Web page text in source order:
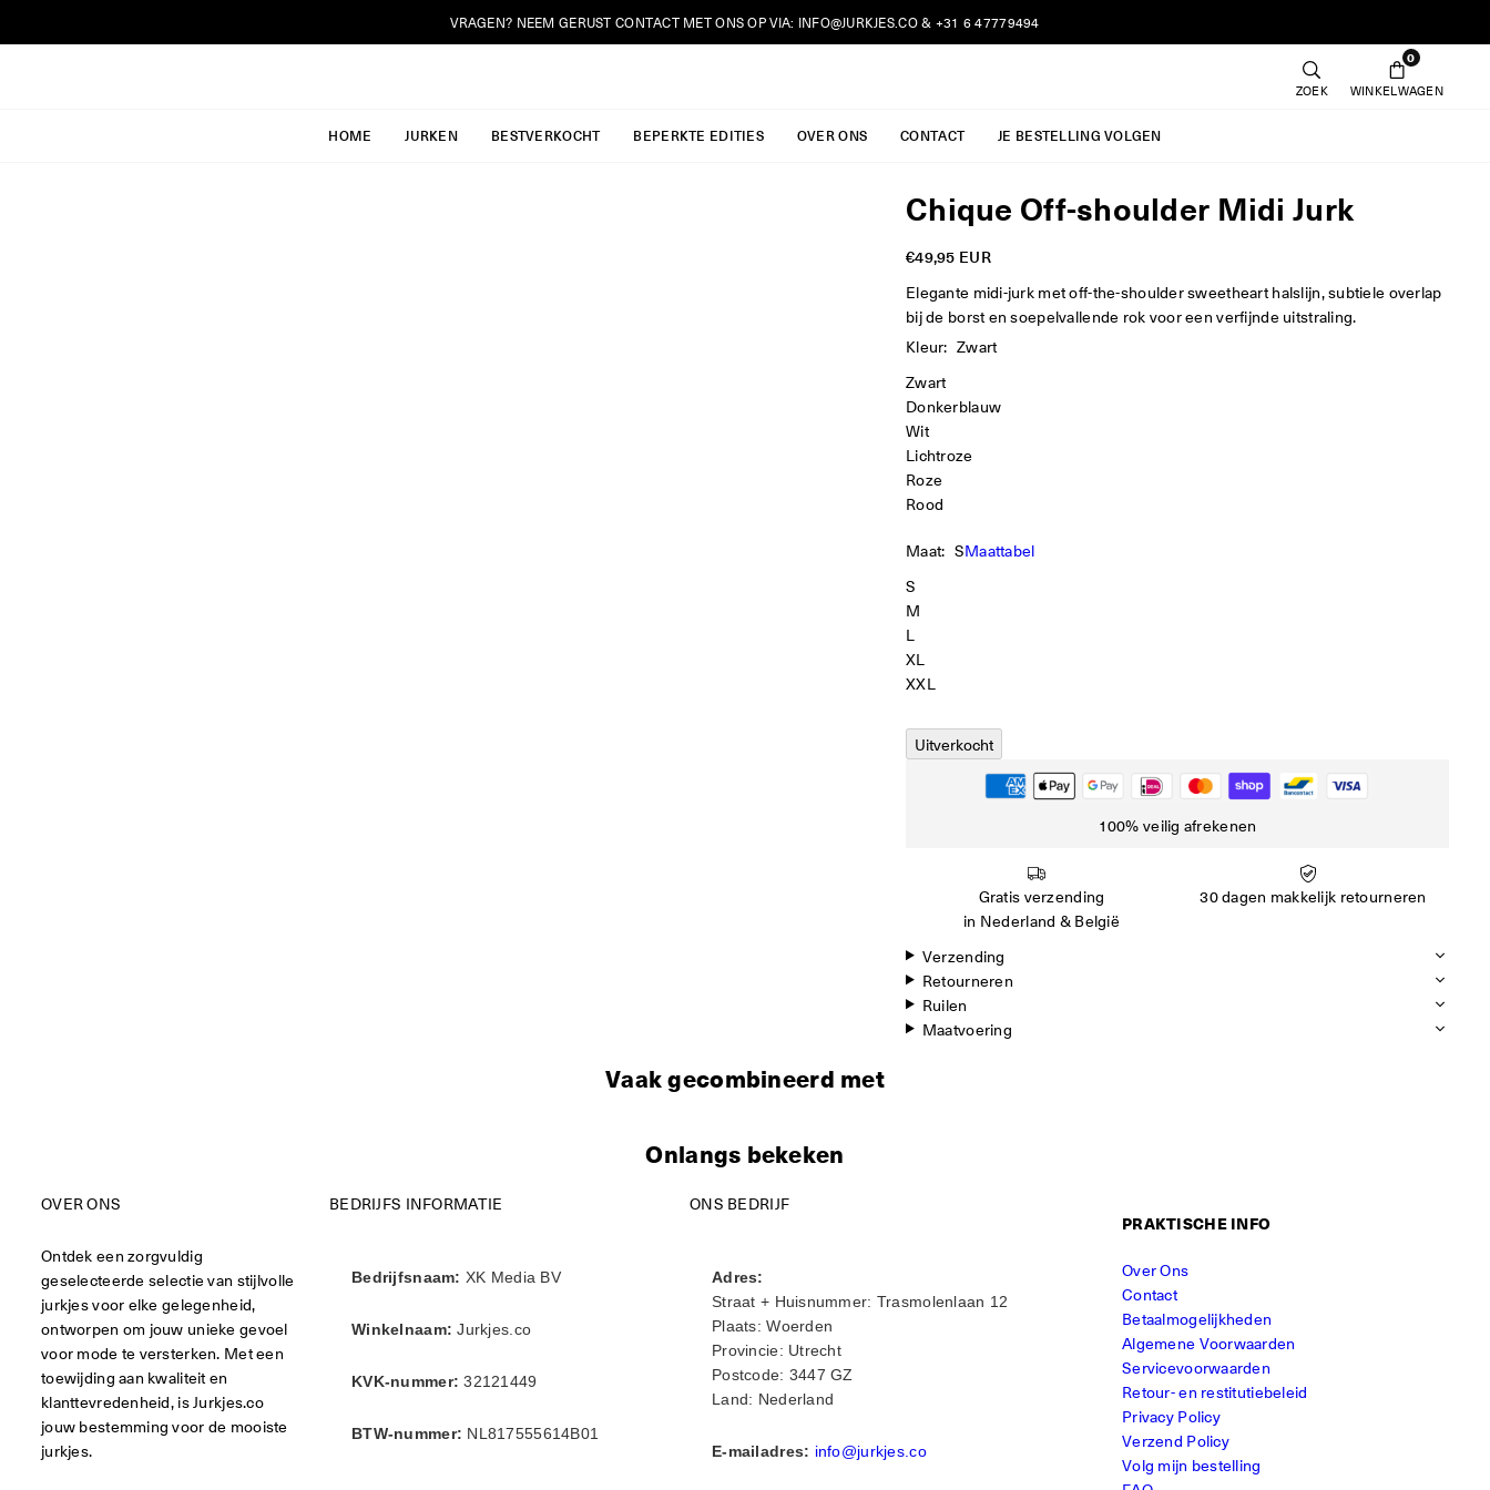
VRAGEN? NEEM GERUST CONTACT MET ONS OP VIA: INFO@JURKJES.CO& +31 6 47779494
ZOEK
0
WINKELWAGEN
HOME JURKEN BESTVERKOCHT BEPERKTE EDITIES OVER ONS CONTACT JE BESTELLING VOLGEN
Chique Off-shoulder Midi Jurk
Reguliere
prijs
€49,95 EUR
Elegante midi-jurk met off-the-shoulder sweetheart halslijn, subtiele overlap
bij de borst en soepelvallende rok voor een verfijnde uitstraling.
Kleur: Zwart
Zwart
Donkerblauw
Wit
Lichtroze
Roze
Rood
Maat: SMaattabel
S
M
L
XL
XXL
Uitverkocht
100% veilig afrekenen
Gratis verzending
in Nederland & België
30 dagen makkelijk retourneren
Verzending
Retourneren
Ruilen
Maatvoering
Vaak gecombineerd met
Onlangs bekeken
OVER ONS
Ontdek een zorgvuldig
geselecteerde selectie van stijlvolle
jurkjes voor elke gelegenheid,
ontworpen om jouw unieke gevoel
voor mode te versterken. Met een
toewijding aan kwaliteit en
klanttevredenheid, is Jurkjes.co
jouw bestemming voor de mooiste
jurkjes.
BEDRIJFS INFORMATIE
Bedrijfsnaam: XK Media BV
Winkelnaam: Jurkjes.co
KVK-nummer: 32121449
BTW-nummer: NL817555614B01
ONS BEDRIJF
Adres:
Straat + Huisnummer: Trasmolenlaan 12
Plaats: Woerden
Provincie: Utrecht
Postcode: 3447 GZ
Land: Nederland
E-mailadres: info@jurkjes.co
PRAKTISCHE INFO
Over Ons
Contact
Betaalmogelijkheden
Algemene Voorwaarden
Servicevoorwaarden
Retour- en restitutiebeleid
Privacy Policy
Verzend Policy
Volg mijn bestelling